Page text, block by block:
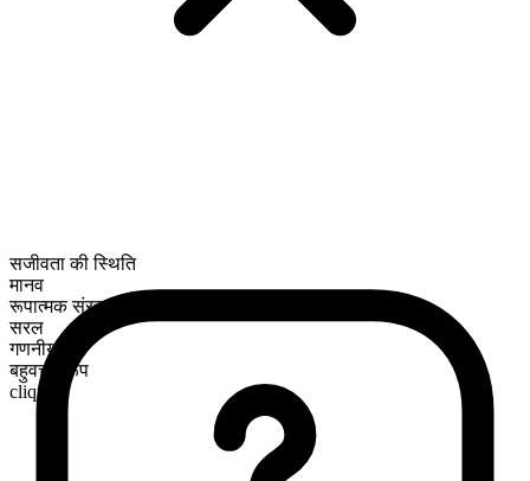
सजीवता की स्थिति
मानव
रूपात्मक संरचना
सरल
गणनीय
बहुवचन रूप
cliques